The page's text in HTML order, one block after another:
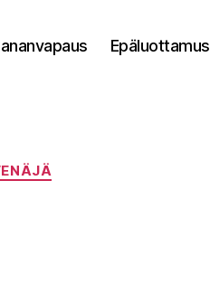
Epäluottamus